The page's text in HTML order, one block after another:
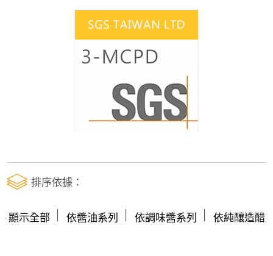
排序依據：
顯示全部 依醬油系列 依調味醬系列 依純釀造醋